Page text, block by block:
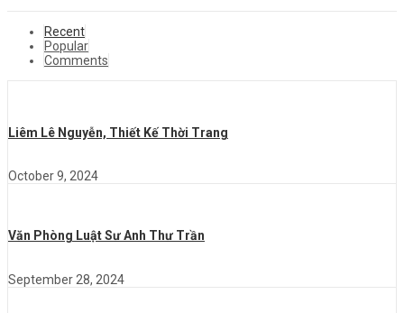
Recent
Popular
Comments
Liêm Lê Nguyễn, Thiết Kế Thời Trang
October 9, 2024
Văn Phòng Luật Sư Anh Thư Trần
September 28, 2024